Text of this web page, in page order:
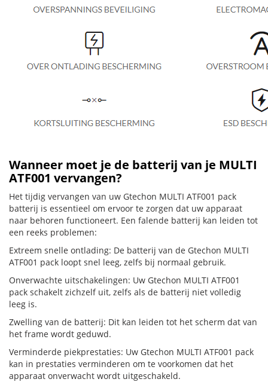
Wanneer moet je de batterij van je MULTI
ATF001 vervangen?
Het tijdig vervangen van uw Gtechon MULTI ATF001 pack
batterij is essentieel om ervoor te zorgen dat uw apparaat
naar behoren functioneert. Een falende batterij kan leiden tot
een reeks problemen:
Extreem snelle ontlading: De batterij van de Gtechon MULTI
ATF001 pack loopt snel leeg, zelfs bij normaal gebruik.
Onverwachte uitschakelingen: Uw Gtechon MULTI ATF001
pack schakelt zichzelf uit, zelfs als de batterij niet volledig
leeg is.
Zwelling van de batterij: Dit kan leiden tot het scherm dat van
het frame wordt geduwd.
Verminderde piekprestaties: Uw Gtechon MULTI ATF001 pack
kan in prestaties verminderen om te voorkomen dat het
apparaat onverwacht wordt uitgeschakeld.